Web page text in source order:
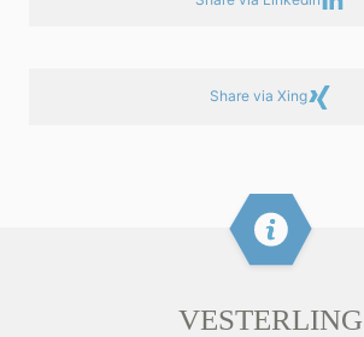
Share via Xing
VESTERLING